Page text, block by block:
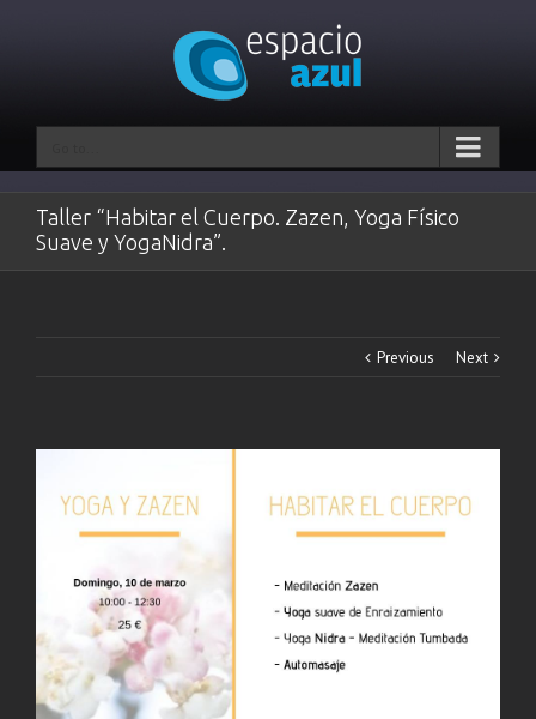
Taller “Habitar el Cuerpo. Zazen, Yoga Físico
Suave y YogaNidra”.
Previous Next